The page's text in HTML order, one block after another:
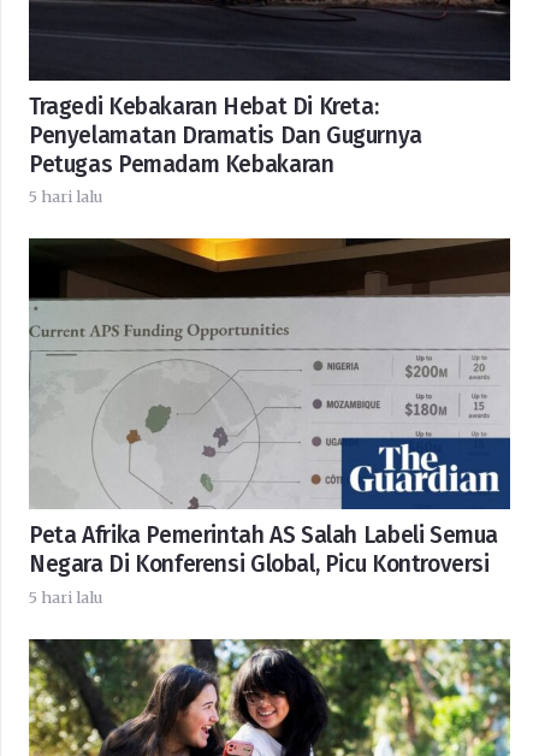
Tragedi Kebakaran Hebat Di Kreta:
Penyelamatan Dramatis Dan Gugurnya
Petugas Pemadam Kebakaran
5 hari lalu
Peta Afrika Pemerintah AS Salah Labeli Semua
Negara Di Konferensi Global, Picu Kontroversi
5 hari lalu